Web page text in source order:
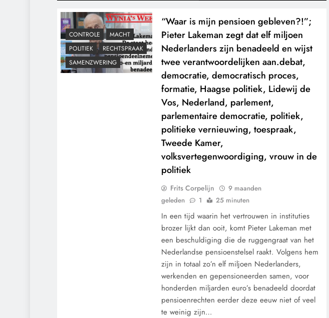
CONTROLE
MACHT
POLITIEK
RECHTSPRAAK
SAMENZWERING
“Waar is mijn pensioen gebleven?!”;
Pieter Lakeman zegt dat elf miljoen
Nederlanders zijn benadeeld en wijst
twee verantwoordelijken aan.debat,
democratie, democratisch proces,
formatie, Haagse politiek, Lidewij de
Vos, Nederland, parlement,
parlementaire democratie, politiek,
politieke vernieuwing, toespraak,
Tweede Kamer,
volksvertegenwoordiging, vrouw in de
politiek
Frits Corpelijn
9 maanden
geleden
1 25 minuten
In een tijd waarin het vertrouwen in instituties
brozer lijkt dan ooit, komt Pieter Lakeman met
een beschuldiging die de ruggengraat van het
Nederlandse pensioenstelsel raakt. Volgens hem
zijn in totaal zo’n elf miljoen Nederlanders,
werkenden en gepensioneerden samen, voor
honderden miljarden euro’s benadeeld doordat
pensioenrechten eerder deze eeuw niet of veel
te weinig zijn…